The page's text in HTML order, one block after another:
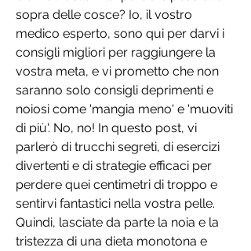
sopra delle cosce? Io, il vostro
medico esperto, sono qui per darvi i
consigli migliori per raggiungere la
vostra meta, e vi prometto che non
saranno solo consigli deprimenti e
noiosi come 'mangia meno' e 'muoviti
di più'. No, no! In questo post, vi
parlerò di trucchi segreti, di esercizi
divertenti e di strategie efficaci per
perdere quei centimetri di troppo e
sentirvi fantastici nella vostra pelle.
Quindi, lasciate da parte la noia e la
tristezza di una dieta monotona e